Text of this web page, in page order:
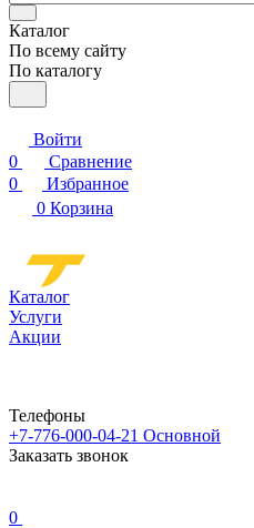
Каталог
По всему сайту
По каталогу
Войти
0
Сравнение
0
Избранное
0 Корзина
Каталог
Услуги
Акции
Телефоны
+7-776-000-04-21 Основной
Заказать звонок
0